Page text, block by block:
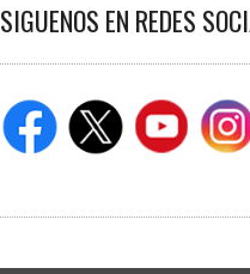
SIGUENOS EN REDES